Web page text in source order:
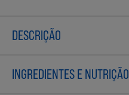
DESCRIÇÃO
INGREDIENTES E NUTRIÇÃO